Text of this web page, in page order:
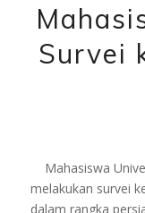
Survei
Mahasiswa
melakukan survei
dalam rangka